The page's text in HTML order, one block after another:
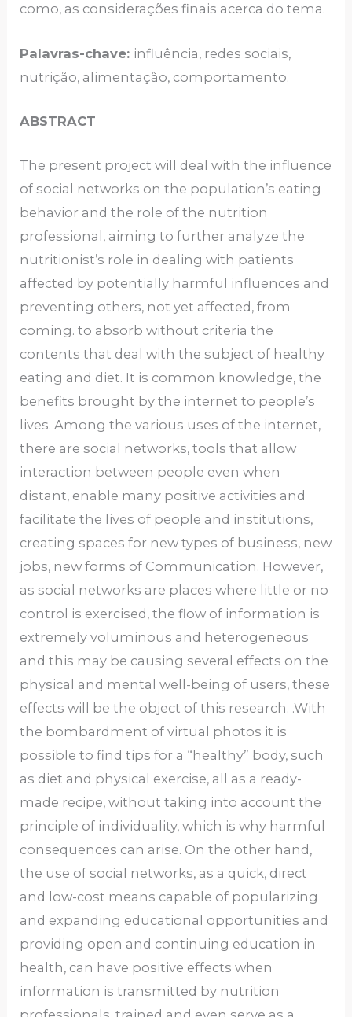
como, as considerações finais acerca do tema.
Palavras-chave: influência, redes sociais,
nutrição, alimentação, comportamento.
ABSTRACT
The present project will deal with the influence
of social networks on the population’s eating
behavior and the role of the nutrition
professional, aiming to further analyze the
nutritionist’s role in dealing with patients
affected by potentially harmful influences and
preventing others, not yet affected, from
coming. to absorb without criteria the
contents that deal with the subject of healthy
eating and diet. It is common knowledge, the
benefits brought by the internet to people’s
lives. Among the various uses of the internet,
there are social networks, tools that allow
interaction between people even when
distant, enable many positive activities and
facilitate the lives of people and institutions,
creating spaces for new types of business, new
jobs, new forms of Communication. However,
as social networks are places where little or no
control is exercised, the flow of information is
extremely voluminous and heterogeneous
and this may be causing several effects on the
physical and mental well-being of users, these
effects will be the object of this research. .With
the bombardment of virtual photos it is
possible to find tips for a “healthy” body, such
as diet and physical exercise, all as a ready-
made recipe, without taking into account the
principle of individuality, which is why harmful
consequences can arise. On the other hand,
the use of social networks, as a quick, direct
and low-cost means capable of popularizing
and expanding educational opportunities and
providing open and continuing education in
health, can have positive effects when
information is transmitted by nutrition